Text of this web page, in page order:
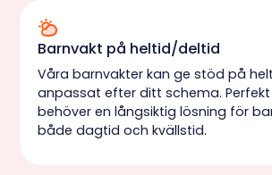
Barnvakt på heltid/deltid
Våra barnvakter kan ge stöd på
anpassat efter ditt schema.
behöver en långsiktig lösning för
både dagtid och kvällstid.